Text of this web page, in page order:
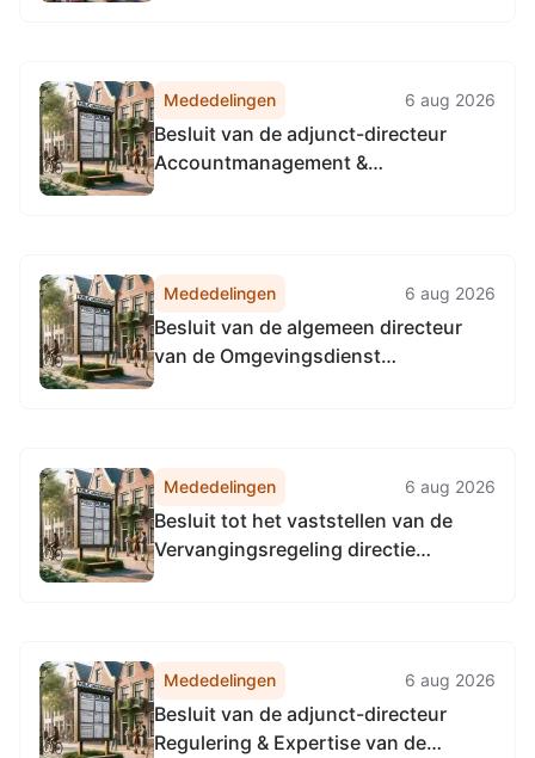
Mededelingen 6 aug 2026
Besluit van de adjunct-directeur
Accountmanagement &
2026, tot het vaststellen van de
Vervangingsregeling directie
Accountmanagement &
Bedrijfsvoering Omgevingsdienst...
Mededelingen 6 aug 2026
Besluit van de algemeen directeur
van de Omgevingsdienst
directeur Omgevingsdienst
Noordzeekanaalgebied
Mededelingen 6 aug 2026
Besluit tot het vaststellen van de
Vervangingsregeling directie
Mededelingen 6 aug 2026
Besluit van de adjunct-directeur
Regulering & Expertise van de